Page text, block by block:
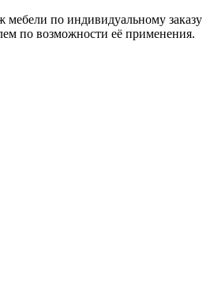
по индивидуальному заказу
по возможности её применения.